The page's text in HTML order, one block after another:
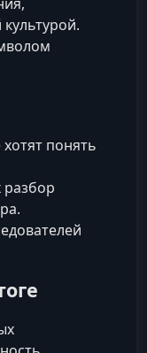
понять